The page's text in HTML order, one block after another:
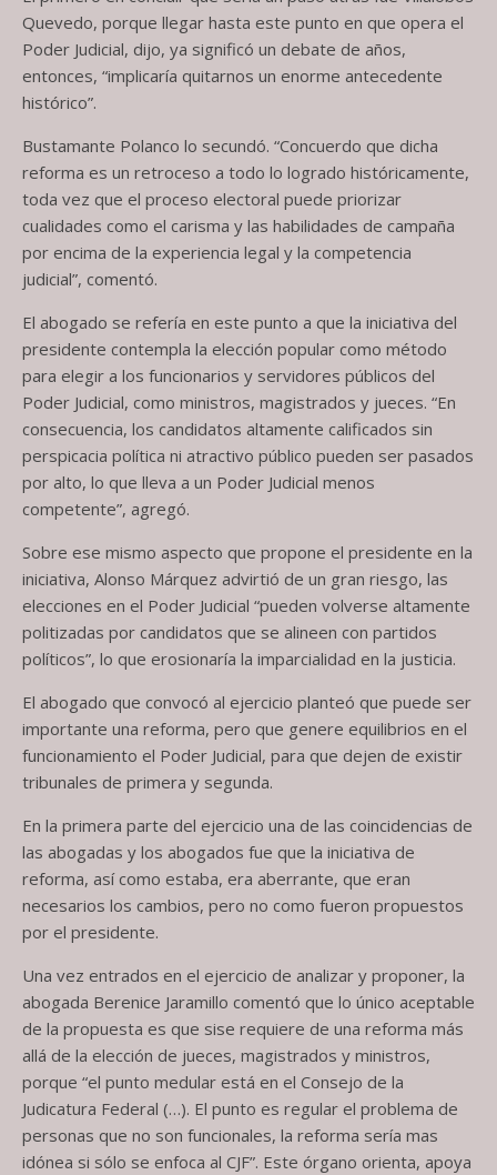
Quevedo, porque llegar hasta este punto en que opera el
Poder Judicial, dijo, ya significó un debate de años,
entonces, “implicaría quitarnos un enorme antecedente
histórico”.
Bustamante Polanco lo secundó. “Concuerdo que dicha
reforma es un retroceso a todo lo logrado históricamente,
toda vez que el proceso electoral puede priorizar
cualidades como el carisma y las habilidades de campaña
por encima de la experiencia legal y la competencia
judicial”, comentó.
El abogado se refería en este punto a que la iniciativa del
presidente contempla la elección popular como método
para elegir a los funcionarios y servidores públicos del
Poder Judicial, como ministros, magistrados y jueces. “En
consecuencia, los candidatos altamente calificados sin
perspicacia política ni atractivo público pueden ser pasados
por alto, lo que lleva a un Poder Judicial menos
competente”, agregó.
Sobre ese mismo aspecto que propone el presidente en la
iniciativa, Alonso Márquez advirtió de un gran riesgo, las
elecciones en el Poder Judicial “pueden volverse altamente
politizadas por candidatos que se alineen con partidos
políticos”, lo que erosionaría la imparcialidad en la justicia.
El abogado que convocó al ejercicio planteó que puede ser
importante una reforma, pero que genere equilibrios en el
funcionamiento el Poder Judicial, para que dejen de existir
tribunales de primera y segunda.
En la primera parte del ejercicio una de las coincidencias de
las abogadas y los abogados fue que la iniciativa de
reforma, así como estaba, era aberrante, que eran
necesarios los cambios, pero no como fueron propuestos
por el presidente.
Una vez entrados en el ejercicio de analizar y proponer, la
abogada Berenice Jaramillo comentó que lo único aceptable
de la propuesta es que sise requiere de una reforma más
allá de la elección de jueces, magistrados y ministros,
porque “el punto medular está en el Consejo de la
Judicatura Federal (…). El punto es regular el problema de
personas que no son funcionales, la reforma sería mas
idónea si sólo se enfoca al CJF”. Este órgano orienta, apoya